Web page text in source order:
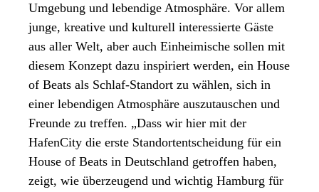
Umgebung und lebendige Atmosphäre. Vor allem
junge, kreative und kulturell interessierte Gäste
aus aller Welt, aber auch Einheimische sollen mit
diesem Konzept dazu inspiriert werden, ein House
of Beats als Schlaf-Standort zu wählen, sich in
einer lebendigen Atmosphäre auszutauschen und
Freunde zu treffen. „Dass wir hier mit der
HafenCity die erste Standortentscheidung für ein
House of Beats in Deutschland getroffen haben,
zeigt, wie überzeugend und wichtig Hamburg für